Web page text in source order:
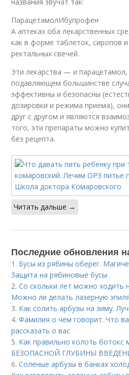
ПарацетамолИбупрофен
А аптеках оба лекарственных
как в форме таблеток, сиропов
ректальных свечей.
Эти лекарства — и
подавляющем большинстве
эффективны и безопасны
дозировки и режима приема),
друг с другом и являются
того, эти препараты можно
без рецепта.
Читать дальше →
Последние обновления
1. Бусы из рябины оберег.
Защита на рябиновые бусы
2.Со скольки лет можно ходить
Можно ли делать лазерную
3. Как солить арбузы на зиму.
4.Фамилия о чем говорит. Что
рассказать о вас
5. Как правильно колоть
БЕЗОПАСНОЙ ГЛУБИНЫ
6.Соленые арбузы в банках